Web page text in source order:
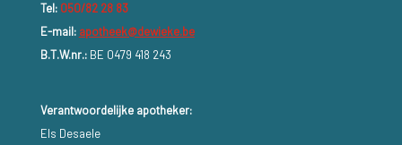
Tel: 050/82 28 83
E-mail: apotheek@dewieke.be
B.T.W.nr.:BE 0479 418 243
Verantwoordelijke apotheker:
Els Desaele